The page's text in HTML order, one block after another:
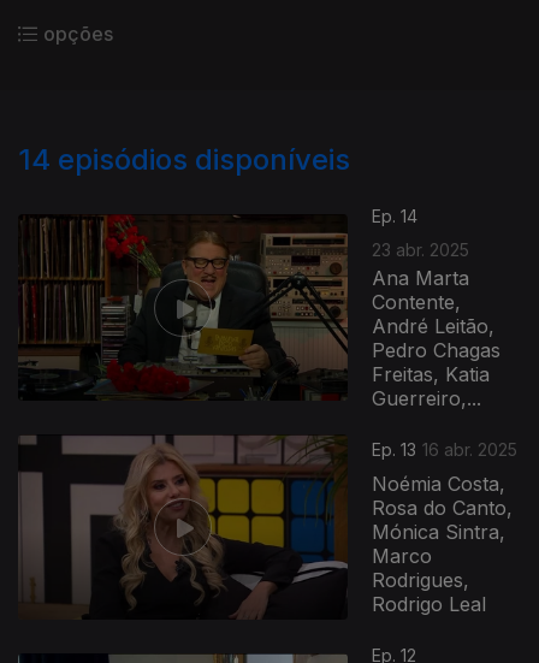
opções
14 episódios disponíveis
Ep. 14
23 abr. 2025
Ana Marta
Contente,
André Leitão,
Pedro Chagas
Freitas, Katia
Guerreiro,...
Ep. 13 16 abr. 2025
Noémia Costa,
Rosa do Canto,
Mónica Sintra,
Marco
Rodrigues,
Rodrigo Leal
Ep. 12